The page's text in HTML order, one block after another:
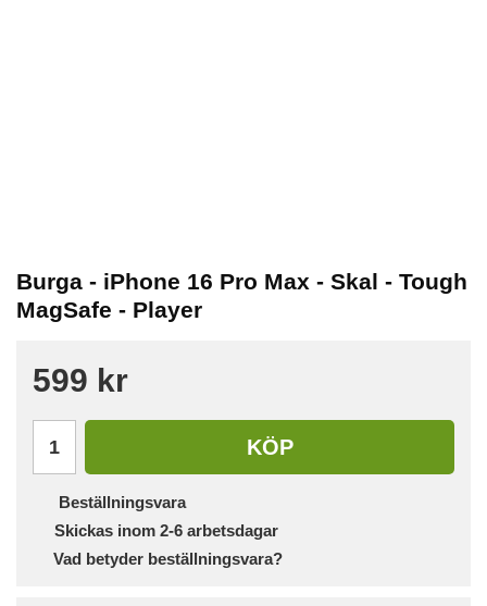
Burga - iPhone 16 Pro Max - Skal - Tough
MagSafe - Player
599 kr
KÖP
Beställningsvara
Skickas inom 2-6 arbetsdagar
Vad betyder beställningsvara?